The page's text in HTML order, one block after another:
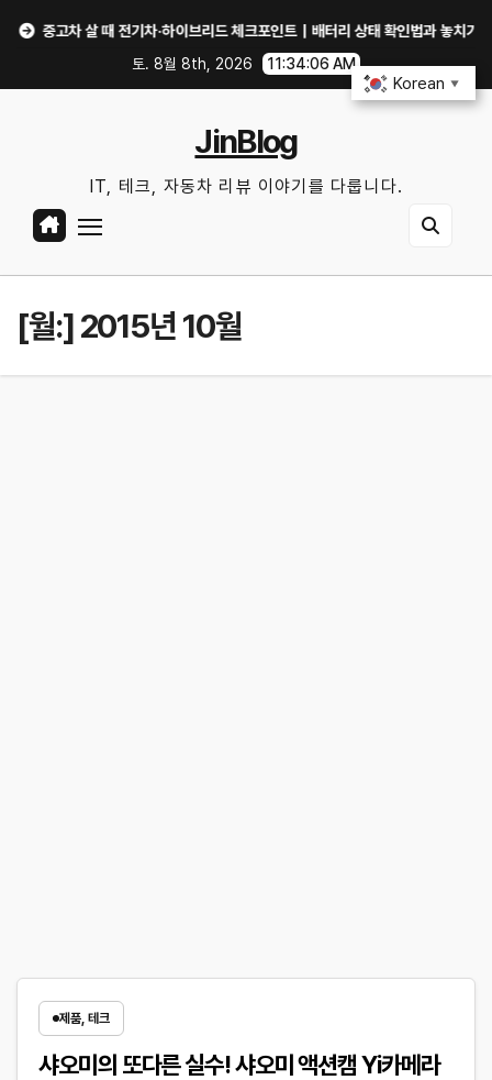
중고차 살 때 전기차·하이브리드 체크포인트｜배터리 상태 확인법과 놓치기 쉬운 위
토. 8월 8th, 2026
11:34:07 AM
JinBlog
IT, 테크, 자동차 리뷰 이야기를 다룹니다.
[월:]2015년 10월
제품, 테크
샤오미의 또다른 실수! 샤오미 액션캠 Yi카메라
Korean ▼